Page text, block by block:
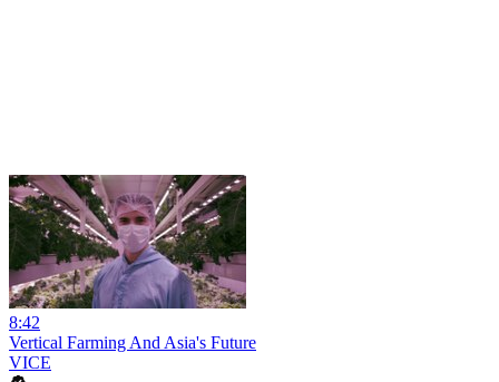
8:42
Vertical Farming And Asia's Future
VICE